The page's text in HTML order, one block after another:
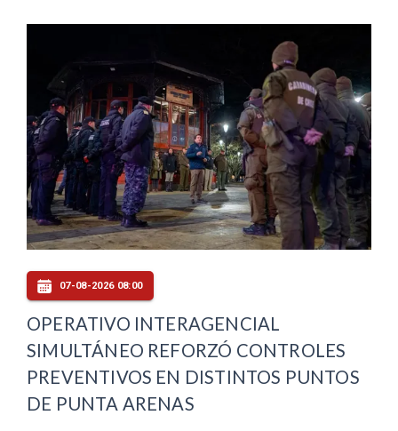
07-08-2026 08:00
OPERATIVO INTERAGENCIAL
SIMULTÁNEO REFORZÓ CONTROLES
PREVENTIVOS EN DISTINTOS PUNTOS
DE PUNTA ARENAS